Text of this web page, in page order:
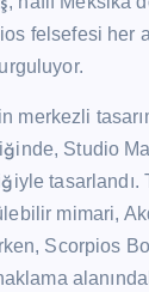
felsefesi her
merkezli
Studio
tasarlandı.
mimari,
Scorpios